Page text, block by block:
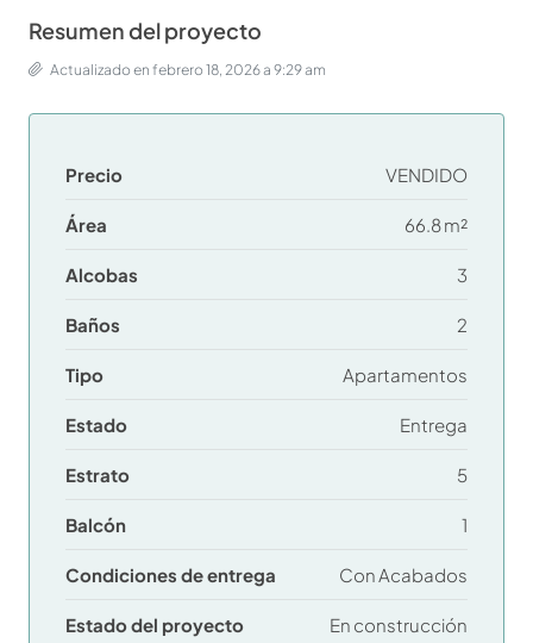
Resumen del proyecto
Actualizado en febrero 18, 2026 a 9:29 am
Precio VENDIDO
Área 66.8 m²
Alcobas 3
Baños 2
Tipo Apartamentos
Estado Entrega
Estrato 5
Balcón 1
Condiciones de entrega Con Acabados
Estado del proyecto En construcción